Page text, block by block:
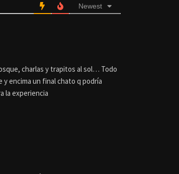
Newest
charlas y trapitos al sol… Todo
encima un final chato q podría
la experiencia